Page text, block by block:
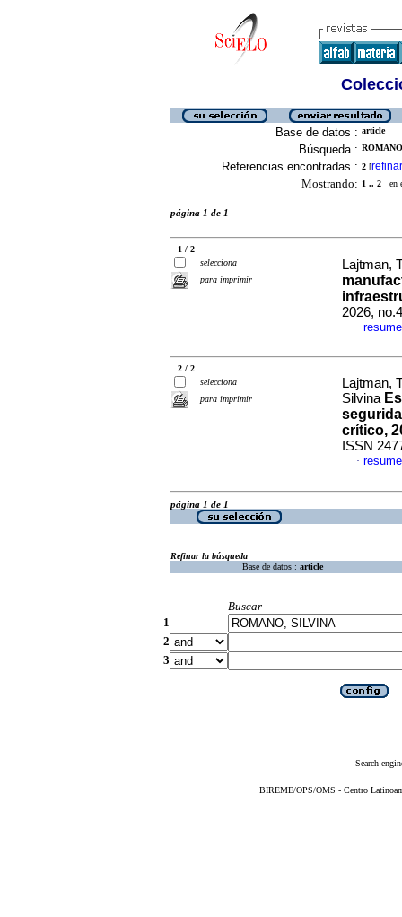
Base de datos : article
Búsqueda :
Referencias encontradas : 2 [refinar
Mostrando: 1 .. 2 en
página 1 de 1
1 / 2
selecciona
para imprimir
Lajtman,
2026,
·
2 / 2
selecciona
para imprimir
Lajtman,
Silvina
crítico,
ISSN
·
página 1 de 1
Refinar la búsqueda
Base de datos : article
Buscar
1
2
3
Search
BIREME/OPS/OMS - Centro